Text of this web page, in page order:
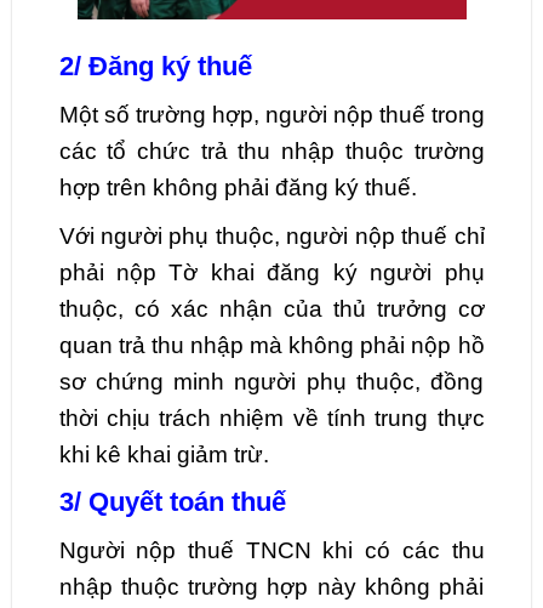
2/ Đăng ký thuế
Một số trường hợp, người nộp thuế trong
các tổ chức trả thu nhập thuộc trường
hợp trên không phải đăng ký thuế.
Với người phụ thuộc, người nộp thuế chỉ
phải nộp Tờ khai đăng ký người phụ
thuộc, có xác nhận của thủ trưởng cơ
quan trả thu nhập mà không phải nộp hồ
sơ chứng minh người phụ thuộc, đồng
thời chịu trách nhiệm về tính trung thực
khi kê khai giảm trừ.
3/ Quyết toán thuế
Người nộp thuế TNCN khi có các thu
nhập thuộc trường hợp này không phải